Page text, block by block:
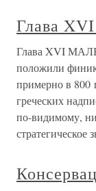
Глава
Глава XVI
положили
примерно в 800
греческих
по-видимому,
стратегическое